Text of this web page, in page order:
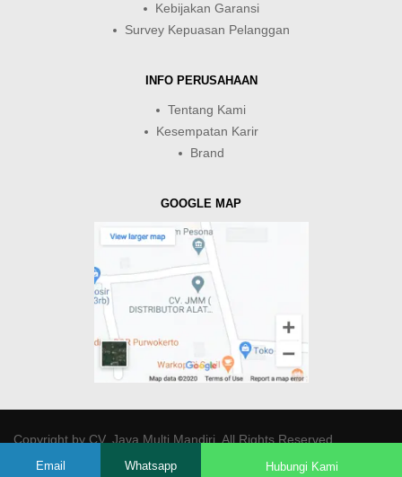
Kebijakan Garansi
Survey Kepuasan Pelanggan
INFO PERUSAHAAN
Tentang Kami
Kesempatan Karir
Brand
GOOGLE MAP
Copyright byCV. Java Multi Mandiri. All Rights Reserved.
Email Whatsapp Hubungi Kami